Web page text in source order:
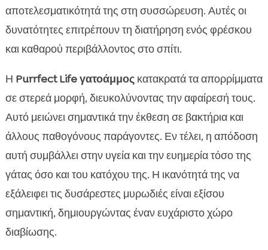
αποτελεσματικότητά της στη συσσώρευση. Αυτές οι
δυνατότητες επιτρέπουν τη διατήρηση ενός φρέσκου
και καθαρού περιβάλλοντος στο σπίτι.
Η Purrfect Life γατοάμμοςκατακρατά τα απορρίμματα
σε στερεά μορφή, διευκολύνοντας την αφαίρεσή τους.
Αυτό μειώνει σημαντικά την έκθεση σε βακτήρια και
άλλους παθογόνους παράγοντες. Εν τέλει, η απόδοση
αυτή συμβάλλει στην υγεία και την ευημερία τόσο της
γάτας όσο και του κατόχου της. Η ικανότητά της να
εξάλειφει τις δυσάρεστες μυρωδιές είναι εξίσου
σημαντική, δημιουργώντας έναν ευχάριστο χώρο
διαβίωσης.